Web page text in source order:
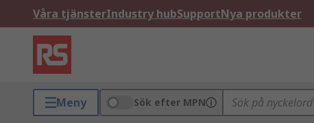
Våra tjänsterIndustry hubSupportNya produkter
Meny Sök efter MPN